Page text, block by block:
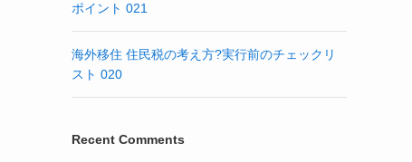
ポイント 021
海外移住 住民税の考え方?実行前のチェックリ
スト 020
Recent Comments